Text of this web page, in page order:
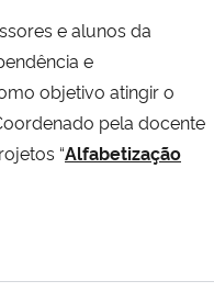
e alunos da
e
objetivo atingir o
pela docente
“Alfabetização